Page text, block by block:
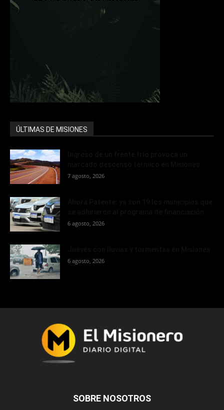
ÚLTIMAS DE MISIONES
7 agosto, 2026
6 agosto, 2026
6 agosto, 2026
SOBRE NOSOTROS